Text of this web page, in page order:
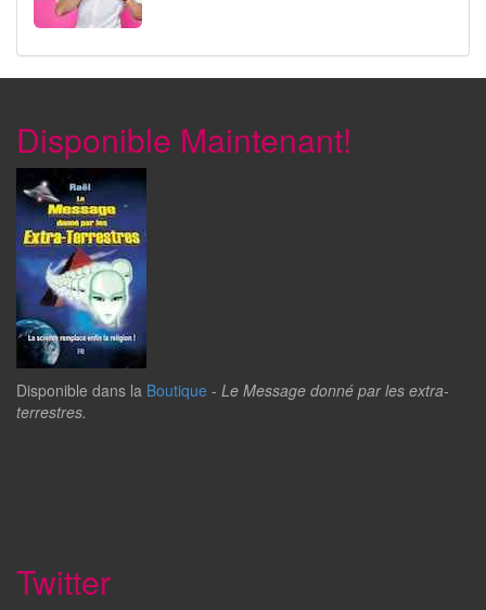
Disponible Maintenant!
Disponible dans la Boutique - Le Message donné par les extra-
terrestres.
Twitter